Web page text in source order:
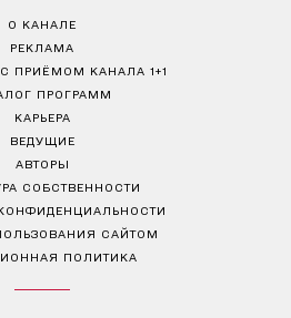
О КАНАЛЕ
РЕКЛАМА
ПРИЁМОМ КАНАЛА 1+1
ПРОГРАММ
КАРЬЕРА
ВЕДУЩИЕ
АВТОРЫ
СОБСТВЕННОСТИ
САЙТОМ
ПОЛИТИКА